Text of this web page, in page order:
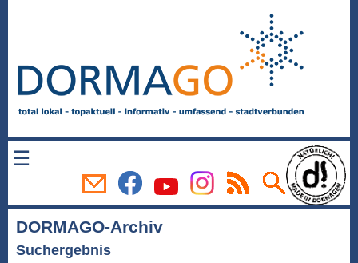
☰
DORMAGO-Archiv
Suchergebnis